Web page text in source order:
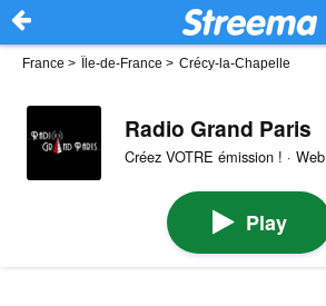
France > Île-de-France > Crécy-la-Chapelle
Radio Grand Paris
Créez VOTRE émission ! · Web
Play